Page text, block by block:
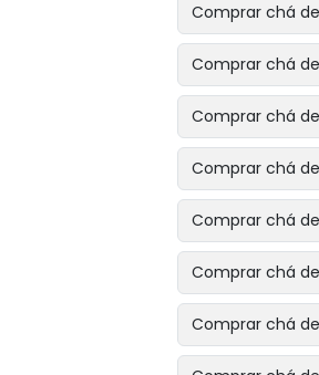
Comprar chá
Comprar chá
Comprar chá
Comprar chá
Comprar chá
Comprar chá
Comprar chá